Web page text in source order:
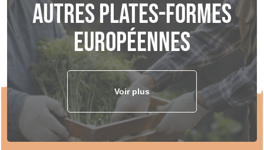
Autres plates-formes
européennes
Voir plus